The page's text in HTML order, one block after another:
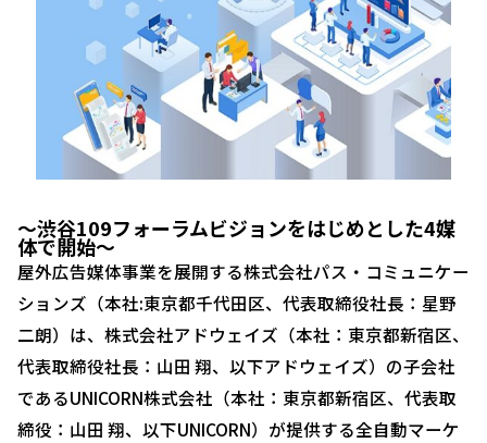
～渋谷109フォーラムビジョンをはじめとした4媒
体で開始～
屋外広告媒体事業を展開する株式会社パス・コミュニケー
ションズ（本社:東京都千代田区、代表取締役社長：星野
二朗）は、株式会社アドウェイズ（本社：東京都新宿区、
代表取締役社長：山田 翔、以下アドウェイズ）の子会社
であるUNICORN株式会社（本社：東京都新宿区、代表取
締役：山田 翔、以下UNICORN）が提供する全自動マーケ